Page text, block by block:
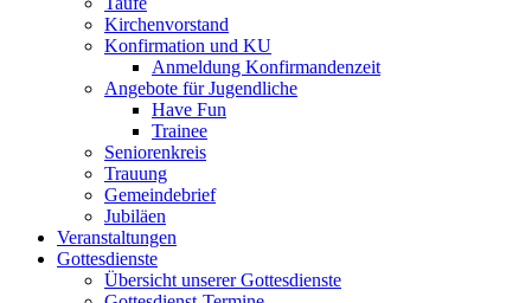
Kirchenvorstand
Konfirmation und KU
Anmeldung Konfirmandenzeit
Angebote für Jugendliche
Have Fun
Trainee
Seniorenkreis
Trauung
Gemeindebrief
Jubiläen
Veranstaltungen
Gottesdienste
Übersicht unserer Gottesdienste